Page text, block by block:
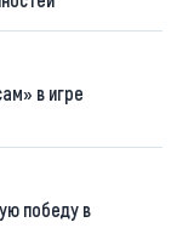
в игре
победу в